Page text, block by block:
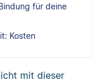
für deine
Kosten
mit dieser